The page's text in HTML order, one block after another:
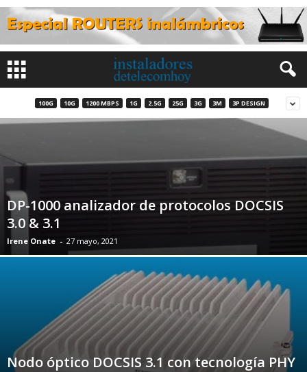
100G 10G 1200 MBPS 1G 2.5G 25G 3G 3M 3P DESIGN
DP-1000 analizador de protocolos DOCSIS
3.0 & 3.1
Irene Onate - 27 mayo, 2021
Nodo óptico DOCSIS 3.1 con tecnología PHY